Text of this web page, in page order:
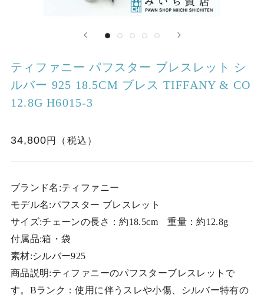
ティファニー パフスター ブレスレット シ
ルバー 925 18.5CM ブレス TIFFANY & CO
12.8G H6015-3
34,800
ブランド名:ティファニー
モデル名:パフスター ブレスレット
サイズ:チェーンの長さ：約18.5cm 重量：約12.8g
付属品:箱・袋
素材:シルバー925
商品説明:ティファニーのパフスターブレスレットで
す。Bランク：使用に伴うスレや小傷、シルバー特有の